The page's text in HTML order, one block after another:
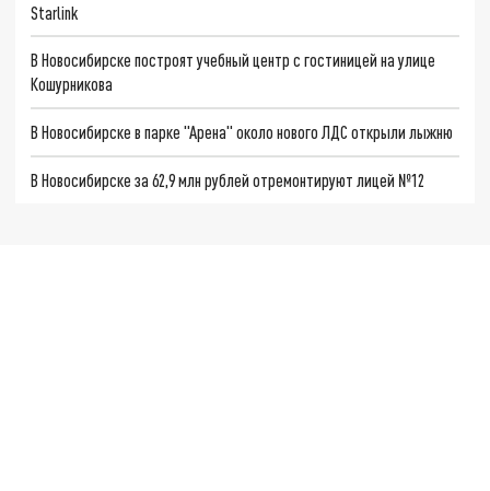
Starlink
В Новосибирске построят учебный центр с гостиницей на улице
Кошурникова
В Новосибирске в парке "Арена" около нового ЛДС открыли лыжню
В Новосибирске за 62,9 млн рублей отремонтируют лицей №12